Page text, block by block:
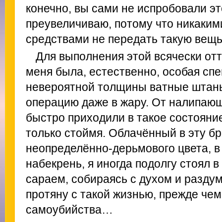
конечно, вы сами не испробовали
преувеличиваю, потому что
средствами не передать такую
Для выполнения этой всячески
меня была, естественно, особая
невероятной толщины ватные
операцию даже в жару. От
быстро приходили в такое
только стоймя. Облачённый в эту
неопределённо-дерьмового цвета,
набекрень, я иногда подолгу стоял
сараем, собираясь с духом и
протяну с такой жизнью, прежде
самоубийства…